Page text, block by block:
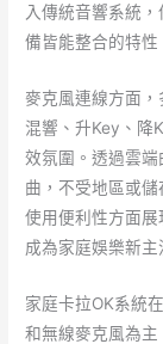
入傳統音響系統
備皆能整合的特性
麥克風連線方面，
混響、升Key、降
效氛圍。透過雲
曲，不受地區或
使用便利性方面展
成為家庭娛樂新主
家庭卡拉OK系統
和無線麥克風為